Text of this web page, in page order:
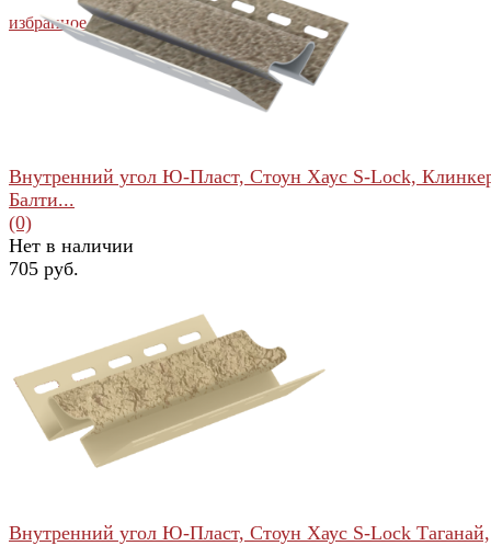
избранное сравнить
избранное сравнить
Внутренний угол Ю-Пласт, Стоун Хаус S-Lock,
Балти...
(0)
Нет в наличии
705 руб.
Внутренний угол Ю-Пласт, Стоун Хаус S-Lock Таганай,